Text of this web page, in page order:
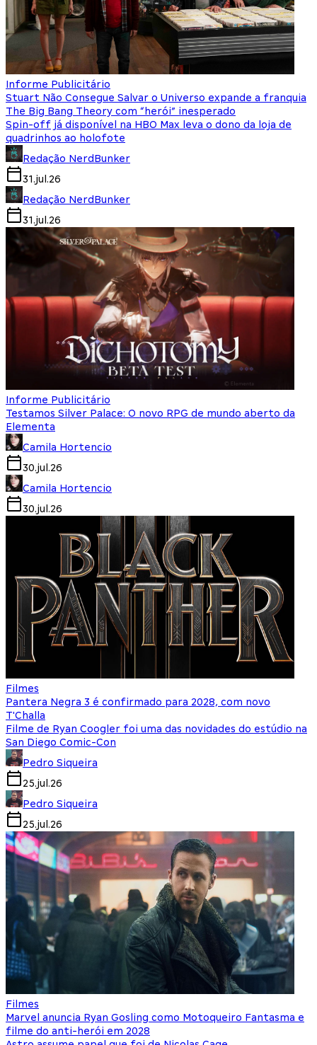
Informe Publicitário
Stuart Não Consegue Salvar o Universo expande a franquia
The Big Bang Theory com “herói” inesperado
Spin-off já disponível na HBO Max leva o dono da loja de
quadrinhos ao holofote
Redação NerdBunker
31.jul.26
Redação NerdBunker
31.jul.26
Informe Publicitário
Testamos Silver Palace: O novo RPG de mundo aberto da
Elementa
Camila Hortencio
30.jul.26
Camila Hortencio
30.jul.26
Filmes
Pantera Negra 3 é confirmado para 2028, com novo
T'Challa
Filme de Ryan Coogler foi uma das novidades do estúdio na
San Diego Comic-Con
Pedro Siqueira
25.jul.26
Pedro Siqueira
25.jul.26
Filmes
Marvel anuncia Ryan Gosling como Motoqueiro Fantasma e
filme do anti-herói em 2028